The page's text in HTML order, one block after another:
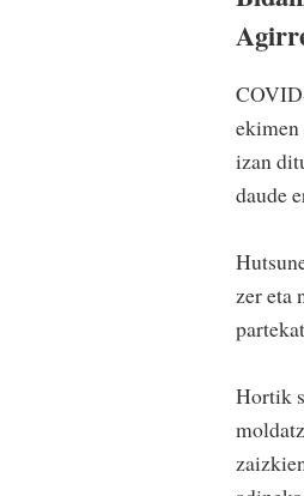
ekimen
izan
daude
zer eta
Hortik